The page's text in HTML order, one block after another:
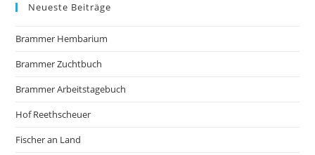
Neueste Beiträge
Brammer Hembarium
Brammer Zuchtbuch
Brammer Arbeitstagebuch
Hof Reethscheuer
Fischer an Land